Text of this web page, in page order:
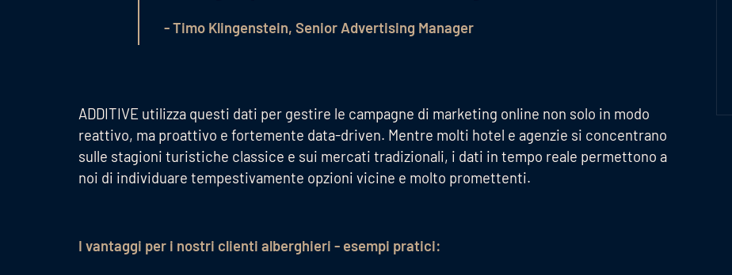
- Timo Klingenstein, Senior Advertising Manager
ADDITIVE utilizza questi dati per gestire le campagne di marketing online non solo in modo
reattivo, ma proattivo e fortemente data-driven. Mentre molti hotel e agenzie si concentrano
sulle stagioni turistiche classice e sui mercati tradizionali, i dati in tempo reale permettono a
noi di individuare tempestivamente opzioni vicine e molto promettenti.
I vantaggi per i nostri clienti alberghieri - esempi pratici: